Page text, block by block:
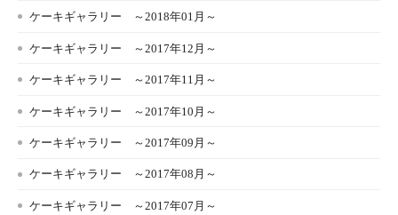
ケーキギャラリー ～2018年01月～
ケーキギャラリー ～2017年12月～
ケーキギャラリー ～2017年11月～
ケーキギャラリー ～2017年10月～
ケーキギャラリー ～2017年09月～
ケーキギャラリー ～2017年08月～
ケーキギャラリー ～2017年07月～